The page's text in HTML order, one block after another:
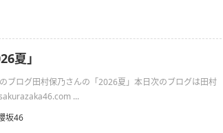
夏」
ブログ田村保乃さんの「2026夏」本日次のブログは田村
...
坂46